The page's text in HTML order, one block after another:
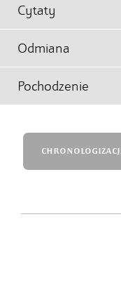
Cytaty
Odmiana
Pochodzenie